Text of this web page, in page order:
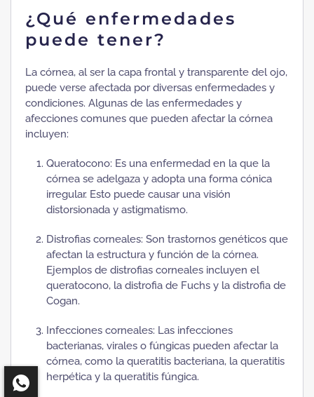
¿Qué enfermedades
puede tener?
La córnea, al ser la capa frontal y transparente del ojo,
puede verse afectada por diversas enfermedades y
condiciones. Algunas de las enfermedades y
afecciones comunes que pueden afectar la córnea
incluyen:
Queratocono: Es una enfermedad en la que la
córnea se adelgaza y adopta una forma cónica
irregular. Esto puede causar una visión
distorsionada y astigmatismo.
Distrofias corneales: Son trastornos genéticos que
afectan la estructura y función de la córnea.
Ejemplos de distrofias corneales incluyen el
queratocono, la distrofia de Fuchs y la distrofia de
Cogan.
Infecciones corneales: Las infecciones
bacterianas, virales o fúngicas pueden afectar la
córnea, como la queratitis bacteriana, la queratitis
herpética y la queratitis fúngica.